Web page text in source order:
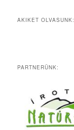
AKIKET OLVASUNK:
PARTNERÜNK: